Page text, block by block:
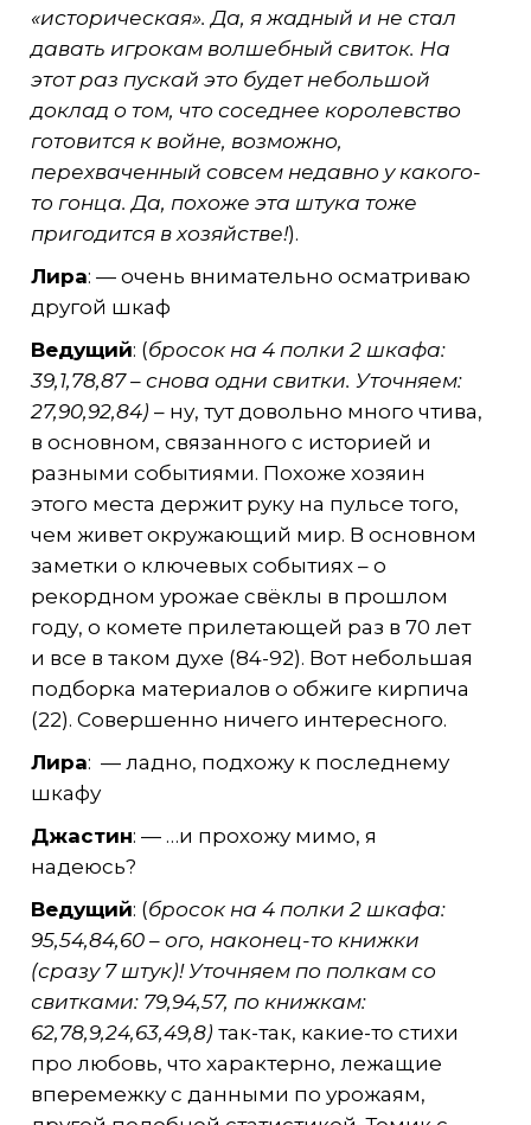
«историческая». Да, я жадный и не стал
давать игрокам волшебный свиток. На
этот раз пускай это будет небольшой
доклад о том, что соседнее королевство
готовится к войне, возможно,
перехваченный совсем недавно у какого-
то гонца. Да, похоже эта штука тоже
пригодится в хозяйстве!).
Лира: — очень внимательно осматриваю
другой шкаф
Ведущий: (бросок на 4 полки 2 шкафа:
39,1,78,87 – снова одни свитки. Уточняем:
27,90,92,84) – ну, тут довольно много чтива,
в основном, связанного с историей и
разными событиями. Похоже хозяин
этого места держит руку на пульсе того,
чем живет окружающий мир. В основном
заметки о ключевых событиях – о
рекордном урожае свёклы в прошлом
году, о комете прилетающей раз в 70 лет
и все в таком духе (84-92). Вот небольшая
подборка материалов о обжиге кирпича
(22). Совершенно ничего интересного.
Лира: — ладно, подхожу к последнему
шкафу
Джастин: — …и прохожу мимо, я
надеюсь?
Ведущий: (бросок на 4 полки 2 шкафа:
95,54,84,60 – ого, наконец-то книжки
(сразу 7 штук)! Уточняем по полкам со
свитками: 79,94,57, по книжкам:
62,78,9,24,63,49,8) так-так, какие-то стихи
про любовь, что характерно, лежащие
вперемежку с данными по урожаям,